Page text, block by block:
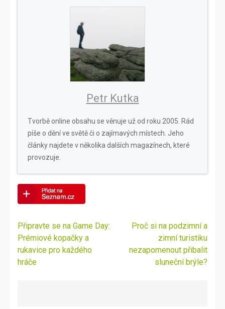
Petr Kutka
Tvorbě online obsahu se věnuje už od roku 2005. Rád
píše o dění ve světě či o zajímavých místech. Jeho
články najdete v několika dalších magazínech, které
provozuje.
Navigace
pro
příspěvek
Připravte se na Game Day:
Prémiové kopačky a
rukavice pro každého
hráče
Proč si na podzimní a
zimní turistiku
nezapomenout přibalit
sluneční brýle?